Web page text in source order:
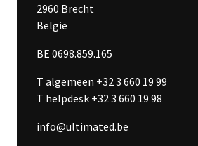
2960 Brecht
België
BE 0698.859.165
T algemeen +32 3 660 19 99
T helpdesk +32 3 660 19 98
info@ultimated.be